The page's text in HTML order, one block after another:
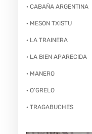
· CABAÑA ARGENTINA
· MESON TXISTU
· LA TRAINERA
· LA BIEN APARECIDA
· MANERO
· O’GRELO
· TRAGABUCHES